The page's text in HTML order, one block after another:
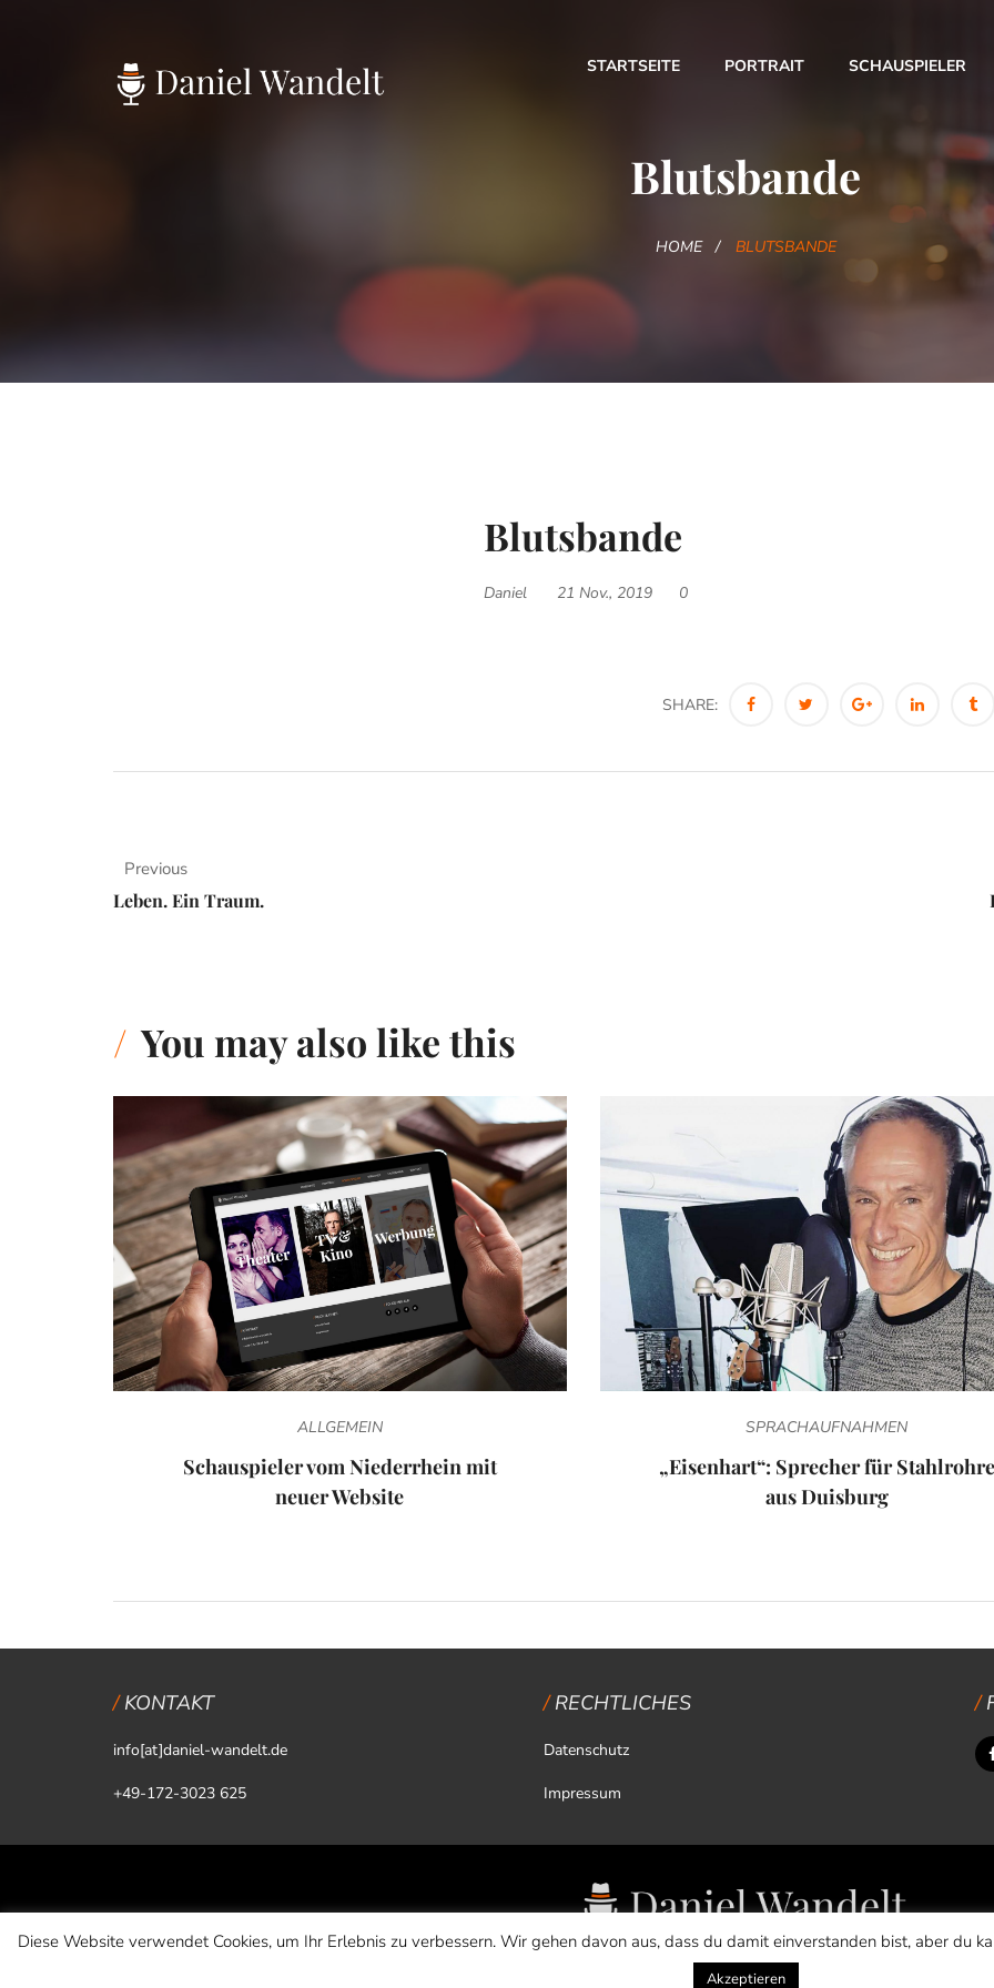
STARTSEITE PORTRAIT SCHAUSPIELER
Blutsbande
HOME BLUTSBANDE
Blutsbande
Daniel 21 Nov., 2019 0
SHARE:
Previous
Leben. Ein Traum.
You may also like this
ALLGEMEIN
Schauspieler vom Niederrhein mit
neuer Website
SPRACHAUFNAHMEN
„Eisenhart“: Sprecher für Stahlrohre
aus Duisburg
KONTAKT
info[at]daniel-wandelt.de
+49-172-3023 625
RECHTLICHES
Datenschutz
Impressum
Copyright © 2026 Daniel Wandelt
Diese Website verwendet Cookies, um Ihr Erlebnis zu verbessern. Wir gehen davon aus, dass du damit einverstanden bist, aber du
Akzeptieren